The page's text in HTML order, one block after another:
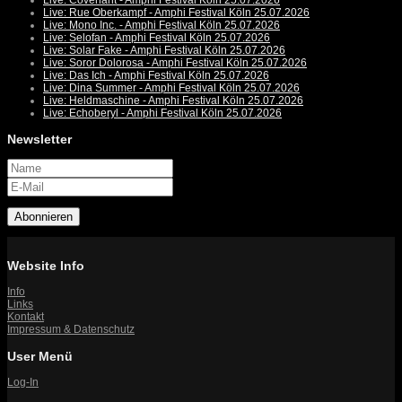
Live: Rue Oberkampf - Amphi Festival Köln 25.07.2026
Live: Mono Inc. - Amphi Festival Köln 25.07.2026
Live: Selofan - Amphi Festival Köln 25.07.2026
Live: Solar Fake - Amphi Festival Köln 25.07.2026
Live: Soror Dolorosa - Amphi Festival Köln 25.07.2026
Live: Das Ich - Amphi Festival Köln 25.07.2026
Live: Dina Summer - Amphi Festival Köln 25.07.2026
Live: Heldmaschine - Amphi Festival Köln 25.07.2026
Live: Echoberyl - Amphi Festival Köln 25.07.2026
Newsletter
Abonnieren
Website Info
Info
Links
Kontakt
Impressum & Datenschutz
User Menü
Log-In